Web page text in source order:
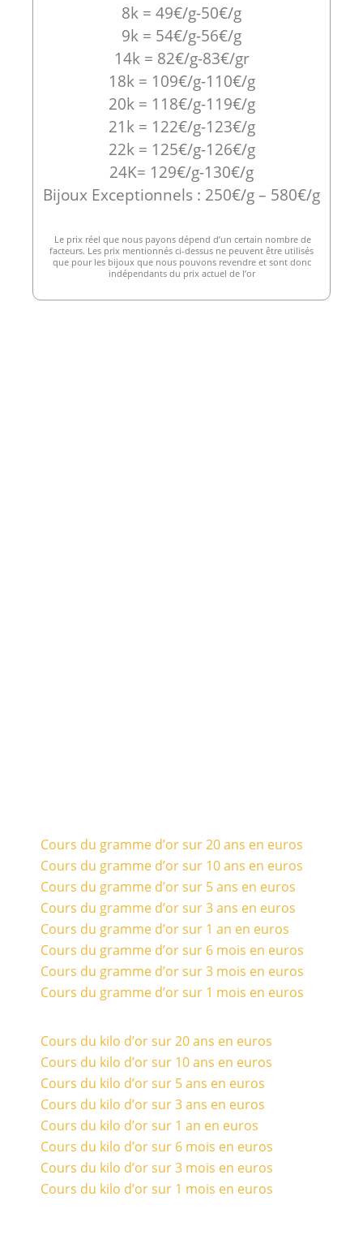
8k = 49€/g-50€/g
9k = 54€/g-56€/g
14k = 82€/g-83€/gr
18k = 109€/g-110€/g
20k = 118€/g-119€/g
21k = 122€/g-123€/g
22k = 125€/g-126€/g
24K= 129€/g-130€/g
Bijoux Exceptionnels : 250€/g – 580€/g
Le prix réel que nous payons dépend d’un certain nombre de
facteurs. Les prix mentionnés ci-dessus ne peuvent être utilisés
que pour les bijoux que nous pouvons revendre et sont donc
indépendants du prix actuel de l’or
Cours du gramme d’or sur 20 ans en euros
Cours du gramme d’or sur 10 ans en euros
Cours du gramme d’or sur 5 ans en euros
Cours du gramme d’or sur 3 ans en euros
Cours du gramme d’or sur 1 an en euros
Cours du gramme d’or sur 6 mois en euros
Cours du gramme d’or sur 3 mois en euros
Cours du gramme d’or sur 1 mois en euros
Cours du kilo d’or sur 20 ans en euros
Cours du kilo d’or sur 10 ans en euros
Cours du kilo d’or sur 5 ans en euros
Cours du kilo d’or sur 3 ans en euros
Cours du kilo d’or sur 1 an en euros
Cours du kilo d’or sur 6 mois en euros
Cours du kilo d’or sur 3 mois en euros
Cours du kilo d’or sur 1 mois en euros